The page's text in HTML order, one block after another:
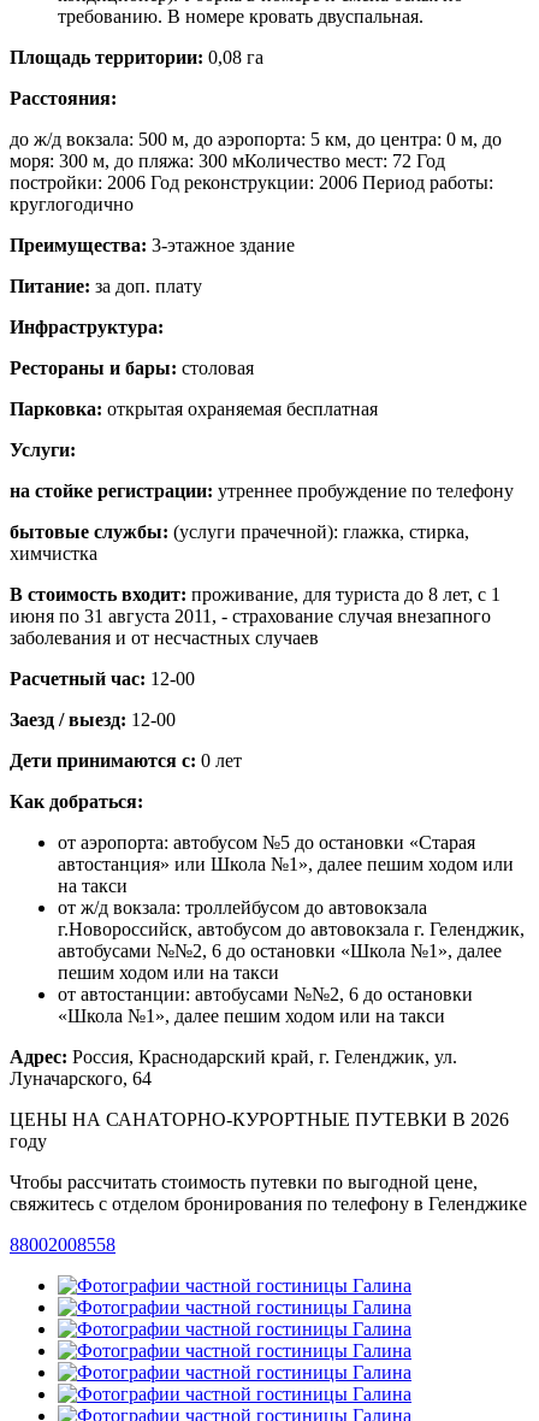
требованию. В номере кровать двуспальная.
Площадь территории: 0,08 га
Расстояния:
до ж/д вокзала: 500 м, до аэропорта: 5 км, до центра: 0 м, до
моря: 300 м, до пляжа: 300 мКоличество мест: 72 Год
постройки: 2006 Год реконструкции: 2006 Период работы:
круглогодично
Преимущества: 3-этажное здание
Питание: за доп. плату
Инфраструктура:
Рестораны и бары: столовая
Парковка: открытая охраняемая бесплатная
Услуги:
на стойке регистрации: утреннее пробуждение по телефону
бытовые службы: (услуги прачечной): глажка, стирка,
химчистка
В стоимость входит: проживание, для туриста до 8 лет, с 1
июня по 31 августа 2011, - страхование случая внезапного
заболевания и от несчастных случаев
Расчетный час: 12-00
Заезд / выезд: 12-00
Дети принимаются с: 0 лет
Как добраться:
от аэропорта: автобусом №5 до остановки «Старая
автостанция» или Школа №1», далее пешим ходом или
на такси
от ж/д вокзала: троллейбусом до автовокзала
г.Новороссийск, автобусом до автовокзала г. Геленджик,
автобусами №№2, 6 до остановки «Школа №1», далее
пешим ходом или на такси
от автостанции: автобусами №№2, 6 до остановки
«Школа №1», далее пешим ходом или на такси
Адрес: Россия, Краснодарский край, г. Геленджик, ул.
Луначарского, 64
ЦЕНЫ НА САНАТОРНО-КУРОРТНЫЕ ПУТЕВКИ В 2026
году
Чтобы рассчитать стоимость путевки по выгодной цене,
свяжитесь с отделом бронирования по телефону в Геленджике
88002008558